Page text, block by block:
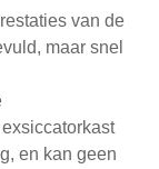
van de
maar snel
en kan geen